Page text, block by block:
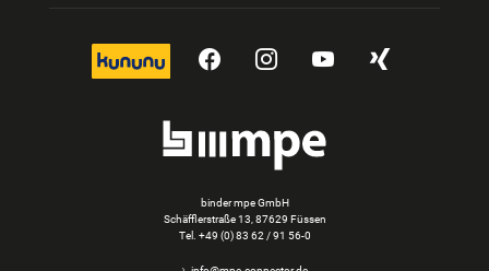
kununu YouTubeInstagram
YouTube
binder mpe GmbH
Schäfflerstraße 13, 87629 Füssen
Tel. +49 (0) 83 62 / 91 56-0